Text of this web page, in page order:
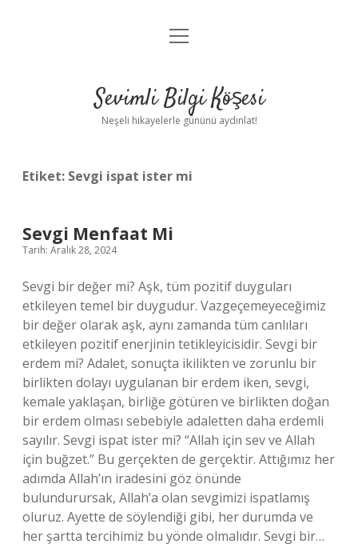
Anasayfa
Yasal Uyarı
menüyü
Sevimli Bilgi Köşesi
Neşeli hikayelerle gününü aydınlat!
Etiket: Sevgi ispat ister mi
Sevgi Menfaat Mi
Tarih: Aralık 28, 2024
Sevgi bir değer mi? Aşk, tüm pozitif duyguları
etkileyen temel bir duygudur. Vazgeçemeyeceğimiz
bir değer olarak aşk, aynı zamanda tüm canlıları
etkileyen pozitif enerjinin tetikleyicisidir. Sevgi bir
erdem mi? Adalet, sonuçta ikilikten ve zorunlu bir
birlikten dolayı uygulanan bir erdem iken, sevgi,
kemale yaklaşan, birliğe götüren ve birlikten doğan
bir erdem olması sebebiyle adaletten daha erdemli
sayılır. Sevgi ispat ister mi? “Allah için sev ve Allah
için buğzet.” Bu gerçekten de gerçektir. Attığımız her
adımda Allah’ın iradesini göz önünde
bulundurursak, Allah’a olan sevgimizi ispatlamış
oluruz. Ayette de söylendiği gibi, her durumda ve
her şartta tercihimiz bu yönde olmalıdır. Sevgi bir…